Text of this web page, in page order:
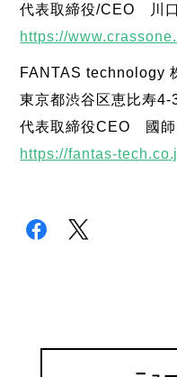
代表取締役/CEO 川
https://
FANTAS technology
東京都渋谷区恵比寿
代表取締役CEO 國師
https://fantas-